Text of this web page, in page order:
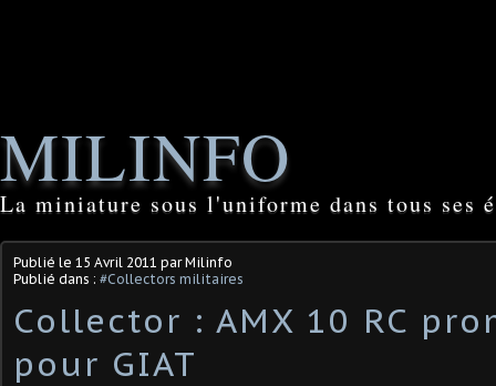
MILINFO
La miniature sous l'uniforme dans tous ses
Publié le 15 Avril 2011 par Milinfo
Publié dans : #Collectors militaires
Collector : AMX 10 RC
pour GIAT